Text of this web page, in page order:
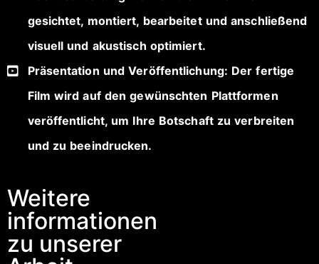
gesichtet, montiert, bearbeitet und anschließend
visuell und akustisch optimiert.
Präsentation und Veröffentlichung: Der fertige
Film wird auf den gewünschten Plattformen
veröffentlicht, um Ihre Botschaft zu verbreiten
und zu beeindrucken.
Weitere
informationen
zu unserer